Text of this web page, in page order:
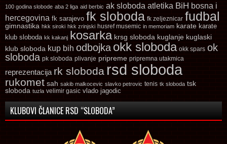
100 godina slobode aba 2 liga aid berbic ak sloboda atletika BiH bosna i
hercegovina fk sarajevo fk sloboda fk zeljeznicar fudbal
gimnastika hkk siroki hkk zrinjski husref musemic in memoriam karate karate
klub sloboda kk kakanj kosarka krsg sloboda kuglanje kuglaski
klub sloboda kup bih odbojka okk sloboda okk spars ok
sloboda pk sloboda plivanje pripreme pripremna utakmica
reprezentacija rk sloboda rsd sloboda
rukomet sah sakib malkocevic slavko petrovic tenis tk sloboda tsk
sloboda tuzla velimir gasic vlado jagodic
KLUBOVI ČLANICE RSD “SLOBODA”